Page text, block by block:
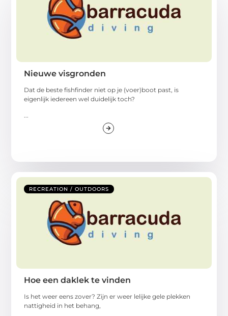
Nieuwe visgronden
Dat de beste fishfinder niet op je (voer)boot past, is
eigenlijk iedereen wel duidelijk toch?
...
RECREATION / OUTDOORS
Hoe een daklek te vinden
Is het weer eens zover? Zijn er weer lelijke gele plekken
nattigheid in het behang,